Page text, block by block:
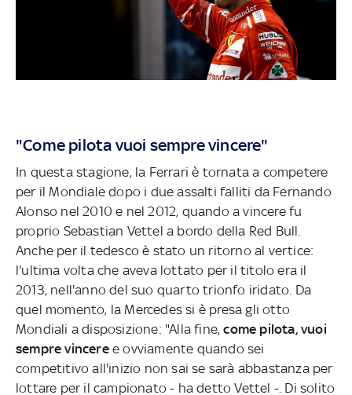
"Come pilota vuoi sempre vincere"
In questa stagione, la Ferrari è tornata a competere
per il Mondiale dopo i due assalti falliti da Fernando
Alonso nel 2010 e nel 2012, quando a vincere fu
proprio Sebastian Vettel a bordo della Red Bull.
Anche per il tedesco è stato un ritorno al vertice:
l'ultima volta che aveva lottato per il titolo era il
2013, nell'anno del suo quarto trionfo iridato. Da
quel momento, la Mercedes si è presa gli otto
Mondiali a disposizione: "Alla fine,come pilota, vuoi
sempre vinceree ovviamente quando sei
competitivo all'inizio non sai se sarà abbastanza per
lottare per il campionato - ha detto Vettel -. Di solito